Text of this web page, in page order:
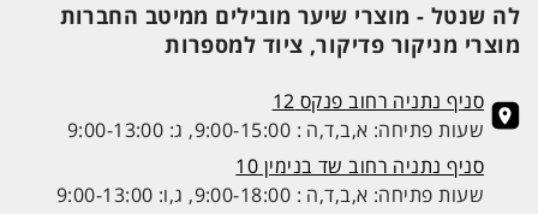
לה שנטל - מוצרי שיער מובילים ממיטב החברות
מוצרי מניקור פדיקור, ציוד למספרות
סניף נתניה רחוב פנקס 12
שעות פתיחה: א,ב,ד,ה : 9:00-15:00, ג: 9:00-13:00
סניף נתניה רחוב שד בנימין 10
שעות פתיחה: א,ב,ד,ה : 9:00-18:00, ג,ו: 9:00-13:00